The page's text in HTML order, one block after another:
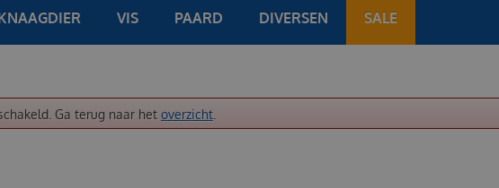
VIS PAARD DIVERSEN SALE
Ga terug naar het overzicht